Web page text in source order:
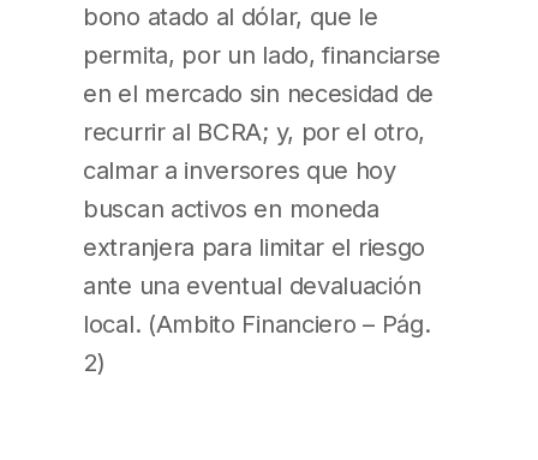
bono atado al dólar, que le
permita, por un lado, financiarse
en el mercado sin necesidad de
recurrir al BCRA; y, por el otro,
calmar a inversores que hoy
buscan activos en moneda
extranjera para limitar el riesgo
ante una eventual devaluación
local. (Ambito Financiero – Pág.
2)